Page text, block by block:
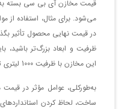
قیمت مخازن آی بی سی بسته به
می‌شود. برای مثال، استفاده از
ظرفیت و ابعاد بزرگ‌تر باشید،
این مخازن با ظرفیت 1000 لیتری تولید می‌شوند.
ساخت، لحاظ کردن